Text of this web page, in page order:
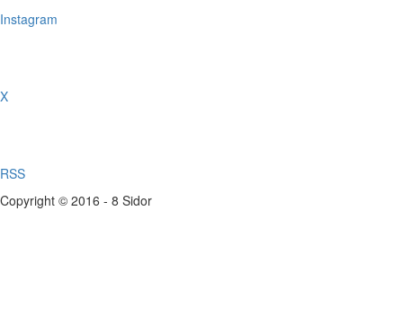
Instagram
X
RSS
Copyright © 2016 - 8 Sidor